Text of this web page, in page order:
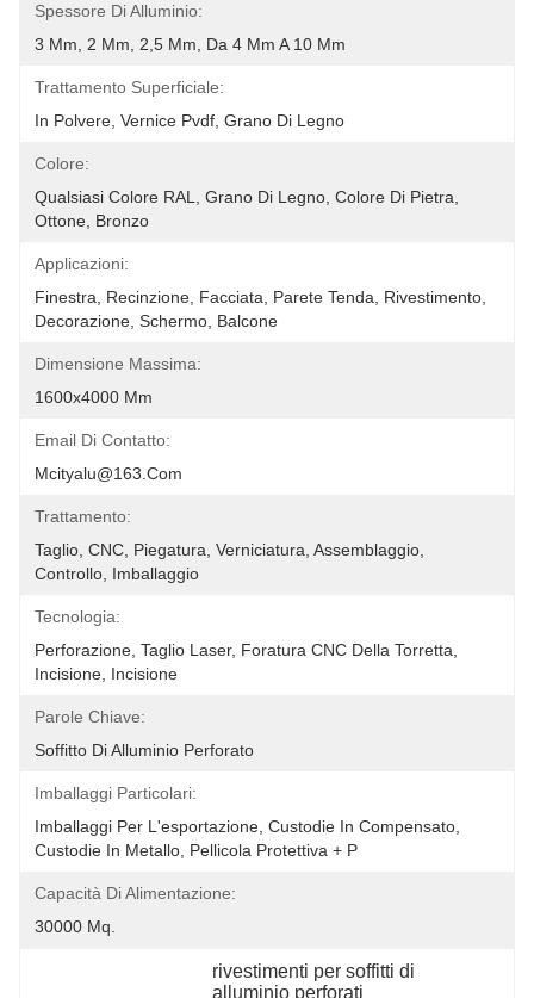
Spessore Di Alluminio:
3 Mm, 2 Mm, 2,5 Mm, Da 4 Mm A 10 Mm
Trattamento Superficiale:
In Polvere, Vernice Pvdf, Grano Di Legno
Colore:
Qualsiasi Colore RAL, Grano Di Legno, Colore Di Pietra,
Ottone, Bronzo
Applicazioni:
Finestra, Recinzione, Facciata, Parete Tenda, Rivestimento,
Decorazione, Schermo, Balcone
Dimensione Massima:
1600x4000 Mm
Email Di Contatto:
Mcityalu@163.com
Trattamento:
Taglio, CNC, Piegatura, Verniciatura, Assemblaggio,
Controllo, Imballaggio
Tecnologia:
Perforazione, Taglio Laser, Foratura CNC Della Torretta,
Incisione, Incisione
Parole Chiave:
Soffitto Di Alluminio Perforato
Imballaggi Particolari:
Imballaggi Per L'esportazione, Custodie In Compensato,
Custodie In Metallo, Pellicola Protettiva + P
Capacità Di Alimentazione:
30000 Mq.
rivestimenti per soffitti di
alluminio perforati